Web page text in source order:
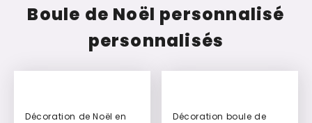
Boule de Noël personnalisé
personnalisés
Décoration de Noël en
Décoration boule de